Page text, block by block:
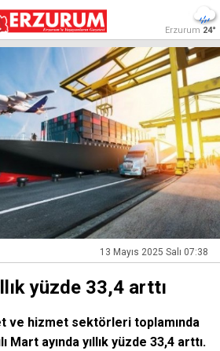
Erzurum 24°
13 Mayıs 2025 Salı 07:38
yüzde 33,4 arttı
ve hizmet sektörleri toplamında
Mart ayında yıllık yüzde 33,4 arttı.